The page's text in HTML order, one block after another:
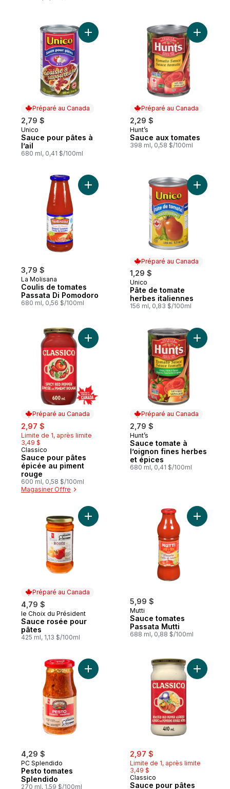
Préparé au Canada
2,79 $
Préparé au Canada
Unico
Sauce pour pâtes à
l’ail
680 ml, 0,41 $/100ml
Ajouter Sauce pour pâtes à l’ail au panier
Préparé au Canada
2,29 $
Préparé au Canada
Hunt’s
Sauce aux tomates
398 ml, 0,58 $/100ml
Ajouter
3,79 $
La Molisana
Coulis de tomates
Passata Di Pomodoro
680 ml, 0,56 $/100ml
Ajouter Coulis de tomates Passata Di
Préparé au Canada
1,29 $
Préparé au Canada
Unico
Pâte de tomate
herbes italiennes
156 ml, 0,83 $/100ml
Ajouter
Préparé au Canada
sale:
2,97 $
Limite de 1, après limite
3,49 $
Préparé au Canada
Classico
Sauce pour pâtes
épicée au piment
rouge
600 ml, 0,58 $/100ml
Magasiner Offre
Ajouter Sauce pour pâtes épicée au
Préparé au Canada
2,79 $
Préparé au Canada
Hunt’s
Sauce tomate à
l’oignon fines herbes
et épices
680 ml, 0,41 $/100ml
Ajouter
Préparé au Canada
4,79 $
Préparé au Canada
le Choix du Président
Sauce rosée pour
pâtes
425 ml, 1,13 $/100ml
Ajouter Sauce rosée pour pâtes au panier
5,99 $
Mutti
Sauce tomates
Passata Mutti
688 ml, 0,88 $/100ml
Ajouter
4,29 $
PC Splendido
Pesto tomates
Splendido
270 ml, 1,59 $/100ml
Ajouter Pesto tomates Splendido au
sale:
2,97 $
Limite de 1, après limite
3,49 $
Classico
Sauce pour pâtes
Ajouter